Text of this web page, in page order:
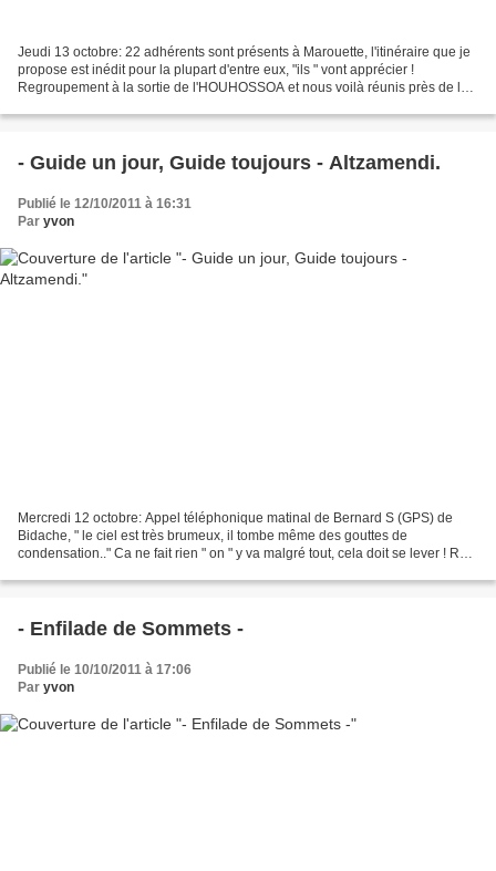
Jeudi 13 octobre: 22 adhérents sont présents à Marouette, l'itinéraire que je
propose est inédit pour la plupart d'entre eux, "ils " vont apprécier !
Regroupement à la sortie de l'HOUHOSSOA et nous voilà réunis près de la
- Guide un jour, Guide toujours - Altzamendi.
Publié le 12/10/2011 à 16:31
Par yvon
Mercredi 12 octobre: Appel téléphonique matinal de Bernard S (GPS) de
Bidache, " le ciel est très brumeux, il tombe même des gouttes de
condensation.." Ca ne fait rien " on " y va malgré tout, cela doit se lever ! RDV
- Enfilade de Sommets -
Publié le 10/10/2011 à 17:06
Par yvon